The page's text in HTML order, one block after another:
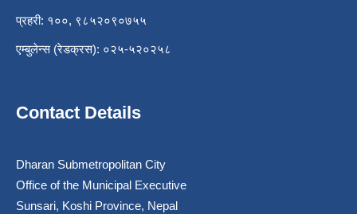
प्रहरी: १००, ९८५२०९०७५५
एम्बुलेन्स (रेडक्रस): ०२५-५२०२५८
Contact Details
Dharan Submetropolitan City
Office of the Municipal Executive
Sunsari, Koshi Province, Nepal